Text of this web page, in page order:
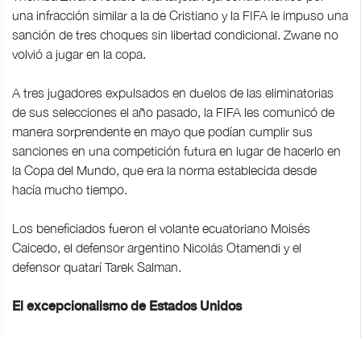
una infracción similar a la de Cristiano y la FIFA le impuso una
sanción de tres choques sin libertad condicional. Zwane no
volvió a jugar en la copa.
A tres jugadores expulsados en duelos de las eliminatorias
de sus selecciones el año pasado, la FIFA les comunicó de
manera sorprendente en mayo que podían cumplir sus
sanciones en una competición futura en lugar de hacerlo en
la Copa del Mundo, que era la norma establecida desde
hacía mucho tiempo.
Los beneficiados fueron el volante ecuatoriano Moisés
Caicedo, el defensor argentino Nicolás Otamendi y el
defensor quatarí Tarek Salman.
El excepcionalismo de Estados Unidos